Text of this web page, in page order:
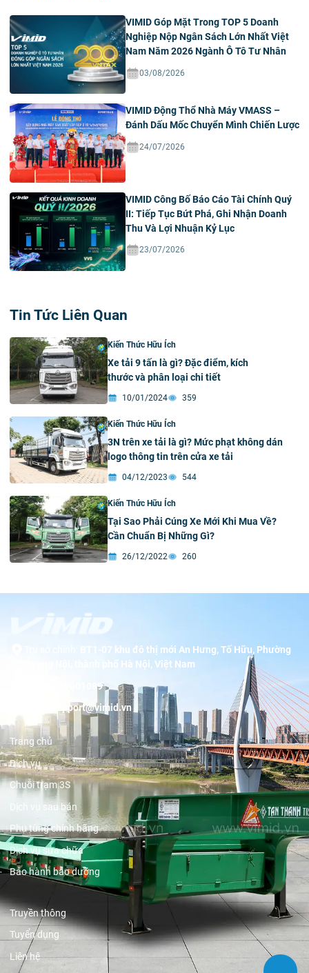
VIMID Góp Mặt Trong TOP 5 Doanh
Nghiệp Nộp Ngân Sách Lớn Nhất Việt
Nam Năm 2026 Ngành Ô Tô Tư Nhân
03/08/2026
VIMID Động Thổ Nhà Máy VMASS –
Đánh Dấu Mốc Chuyển Mình Chiến Lược
24/07/2026
VIMID Công Bố Báo Cáo Tài Chính Quý
II: Tiếp Tục Bứt Phá, Ghi Nhận Doanh
Thu Và Lợi Nhuận Kỷ Lục
23/07/2026
Tin Tức Liên Quan
Kiến Thức Hữu Ích
Xe tải 9 tấn là gì? Đặc điểm, kích
thước và phân loại chi tiết
10/01/2024 359
Kiến Thức Hữu Ích
3N trên xe tải là gì? Mức phạt không dán
logo thông tin trên cửa xe tải
04/12/2023 544
Kiến Thức Hữu Ích
Tại Sao Phải Cúng Xe Mới Khi Mua Về?
Cần Chuẩn Bị Những Gì?
26/12/2022 260
BT1-07 khu đô thị mới An Hưng, Tố Hữu, Phường
Dương Nội, thành phố Hà Nội, Việt Nam
19001089
support@vimid.vn
Trang chủ
Dịch vụ
Chuỗi trạm 3S
Dịch vụ sau bán
Phụ tùng chính hãng
Dịch vụ sửa chữa
Bảo hành bảo dưỡng
Truyền thông
Tuyển dụng
Liên hệ